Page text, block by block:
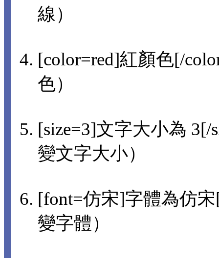
線）
[color=red]紅顏色[/
色）
[size=3]文字大小為
變文字大小）
[font=仿宋]字體為仿
變字體）